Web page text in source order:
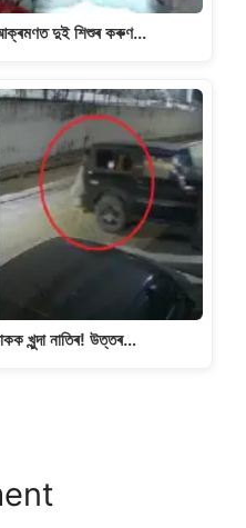
আক্ৰমণত দুই শিশুৰ কৰুণ…
খুন্দা নাতিৰ! উত্তৰ…